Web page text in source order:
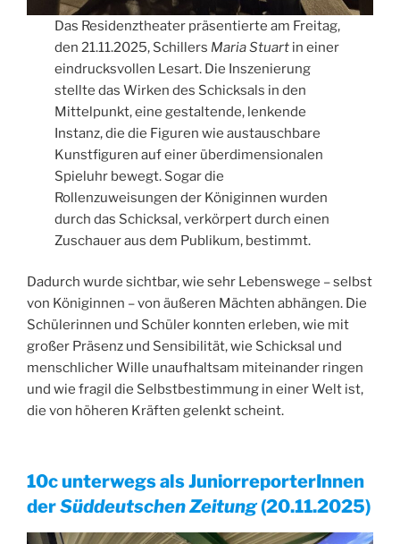
Das Residenztheater präsentierte am Freitag,
den 21.11.2025, Schillers Maria Stuart in einer
eindrucksvollen Lesart. Die Inszenierung
stellte das Wirken des Schicksals in den
Mittelpunkt, eine gestaltende, lenkende
Instanz, die die Figuren wie austauschbare
Kunstfiguren auf einer überdimensionalen
Spieluhr bewegt. Sogar die
Rollenzuweisungen der Königinnen wurden
durch das Schicksal, verkörpert durch einen
Zuschauer aus dem Publikum, bestimmt.
Dadurch wurde sichtbar, wie sehr Lebenswege – selbst
von Königinnen – von äußeren Mächten abhängen. Die
Schülerinnen und Schüler konnten erleben, wie mit
großer Präsenz und Sensibilität, wie Schicksal und
menschlicher Wille unaufhaltsam miteinander ringen
und wie fragil die Selbstbestimmung in einer Welt ist,
die von höheren Kräften gelenkt scheint.
10c unterwegs als JuniorreporterInnen
derSüddeutschen Zeitung(20.11.2025)